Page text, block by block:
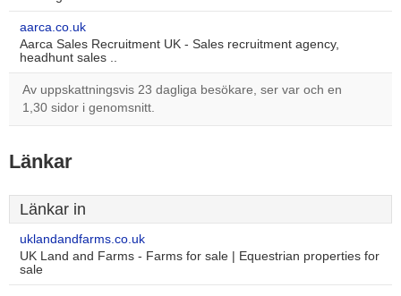
aarca.co.uk
Aarca Sales Recruitment UK - Sales recruitment agency,
headhunt sales ..
Av uppskattningsvis 23 dagliga besökare, ser var och en
1,30 sidor i genomsnitt.
Länkar
Länkar in
uklandandfarms.co.uk
UK Land and Farms - Farms for sale | Equestrian properties for
sale